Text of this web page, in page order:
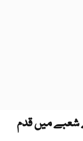
شعبے میں قدم